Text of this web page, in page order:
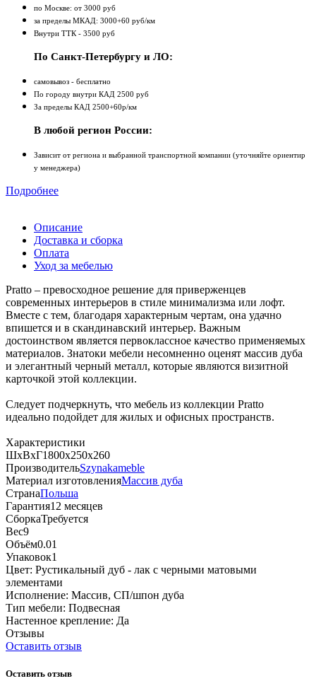
по Москве: от 3000 руб
за пределы МКАД: 3000+60 руб/км
Внутри ТТК - 3500 руб
По Санкт-Петербургу и ЛО:
самовывоз - бесплатно
По городу внутри КАД 2500 руб
За пределы КАД 2500+60р/км
В любой регион России:
Зависит от региона и выбранной транспортной компании (уточняйте ориентир
у менеджера)
Подробнее
Описание
Доставка и сборка
Оплата
Уход за мебелью
Pratto – превосходное решение для приверженцев
современных интерьеров в стиле минимализма или лофт.
Вместе с тем, благодаря характерным чертам, она удачно
впишется и в скандинавский интерьер. Важным
достоинством является первоклассное качество применяемых
материалов. Знатоки мебели несомненно оценят массив дуба
и элегантный черный металл, которые являются визитной
карточкой этой коллекции.
Следует подчеркнуть, что мебель из коллекции Pratto
идеально подойдет для жилых и офисных пространств.
Характеристики
ШхВхГ1800х250х260
ПроизводительSzynakameble
Материал изготовленияМассив дуба
СтранаПольша
Гарантия12 месяцев
СборкаТребуется
Вес9
Объём0.01
Упаковок1
Цвет: Рустикальный дуб - лак с черными матовыми
элементами
Исполнение: Массив, СП/шпон дуба
Тип мебели: Подвесная
Настенное крепление: Да
Отзывы
Оставить отзыв
Оставить отзыв